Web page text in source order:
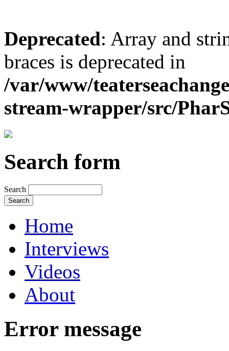
Deprecated: Array and
braces is deprecated in
/var/www/
stream-wrapper/src/
Search form
Search
Home
Interviews
Videos
About
Error message